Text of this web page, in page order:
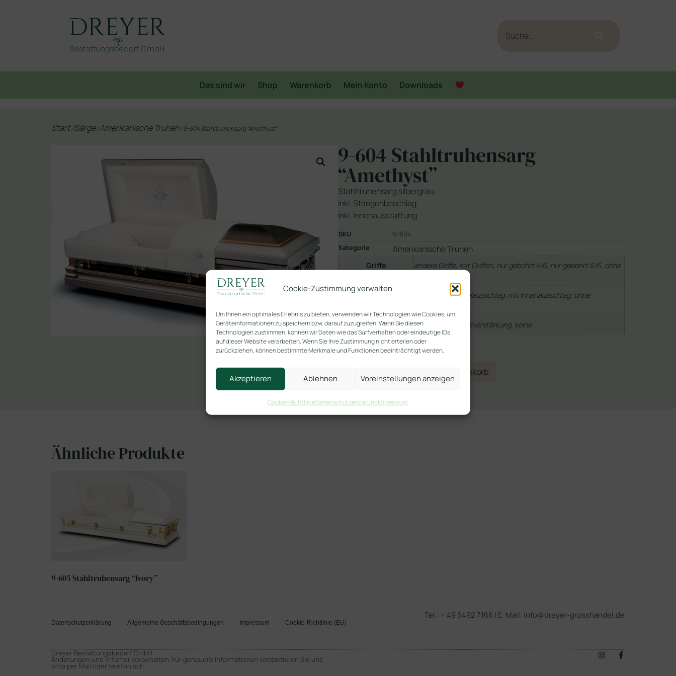
Cookie-Zustimmung verwalten
Um Ihnen ein optimales Erlebnis zu bieten, verwenden wir Technologien wie Cookies, um
Geräteinformationen zu speichern bzw. darauf zuzugreifen. Wenn Sie diesen
Technologien zustimmen, können wir Daten wie das Surfverhalten oder eindeutige IDs
auf dieser Website verarbeiten. Wenn Sie Ihre Zustimmung nicht erteilen oder
zurückziehen, können bestimmte Merkmale und Funktionen beeinträchtigt werden.
Akzeptieren Ablehnen Voreinstellungen anzeigen
Cookie-RichtlinieDatenschutzerklärungImpressum
Das sind wir Shop Warenkorb Mein Konto Downloads
Start/Särge/Amerikanische Truhen/ 9-604 Stahltruhensarg “Amethyst”
9-604 Stahltruhensarg
“Amethyst”
Stahltruhensarg silbergrau
inkl. Stangenbeschlag
inkl. Innenausstattung
SKU
9-604
Kategorie
Amerikanische Truhen
Griffe
andere Griffe, mit Griffen, nur gebohrt 4/6, nur gebohrt 6/6, ohne
Innenausschlag
Innen- und Deckelausschlag, mit Innenausschlag, ohne
Verstärkungen
Deckelstütze, Eckverstärkung, keine
In den Warenkorb
Ähnliche Produkte
9-605 Stahltruhensarg “Ivory”
Datenschutzerklärung Allgemeine Geschäftsbedingungen Impressum Cookie-Richtlinie (EU)
Tel.: + 49 5492 7166 | E-Mail: info@dreyer-grosshandel.de
Dreyer Bestattungsbedarf GmbH
Änderungen und Irrtümer vorbehalten. Für genauere Informationen kontaktieren Sie uns
bitte per Mail oder telefonisch.